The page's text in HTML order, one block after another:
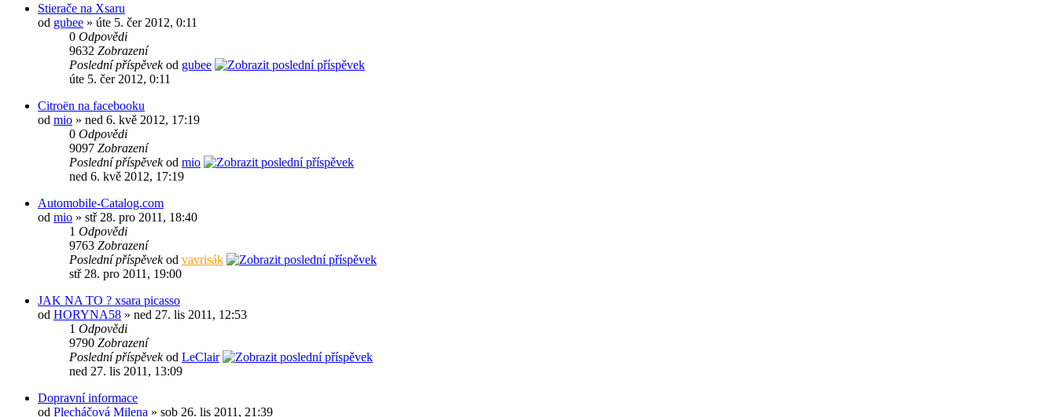
Stierače na Xsaru
od gubee » úte 5. čer 2012, 0:11
0 Odpovědi
9632 Zobrazení
Poslední příspěvekod gubee
úte 5. čer 2012, 0:11
Citroën na facebooku
od mio » ned 6. kvě 2012, 17:19
0 Odpovědi
9097 Zobrazení
Poslední příspěvekod mio
ned 6. kvě 2012, 17:19
Automobile-Catalog.com
od mio » stř 28. pro 2011, 18:40
1 Odpovědi
9763 Zobrazení
Poslední příspěvekod vavrisák
stř 28. pro 2011, 19:00
JAK NA TO ? xsara picasso
od HORYNA58 » ned 27. lis 2011, 12:53
1 Odpovědi
9790 Zobrazení
Poslední příspěvekod LeClair
ned 27. lis 2011, 13:09
Dopravní informace
od Plecháčová Milena » sob 26. lis 2011, 21:39